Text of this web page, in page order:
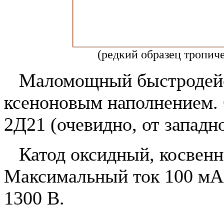
(редкий образец
Маломощный
ксеноновым наполнением.
2Д21 (очевидно, от
Катод оксидный,
Максимальный ток 100
1300 В.